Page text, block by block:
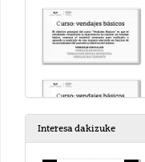
Interesa dakizuke